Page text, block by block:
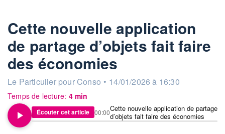
Cette nouvelle application
de partage d’objets fait faire
des économies
information fournie par
Le Particulier pour Conso • 14/01/2026 à 16:30
Temps de lecture: 4 min
Écouter cet article
Cette nouvelle application de partage
d’objets fait faire des économies
00:00